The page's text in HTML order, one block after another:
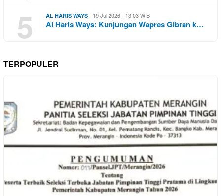
5
AL HARIS WAYS 19 Jul 2026 - 13:03 WIB
Al Haris Ways: Kunjungan Wapres Gibran k…
TERPOPULER